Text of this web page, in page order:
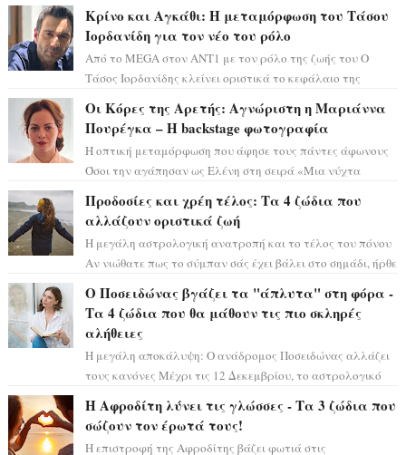
Κρίνο και Αγκάθι: Η μεταμόρφωση του Τάσου
Ιορδανίδη για τον νέο του ρόλο
Από το MEGA στον ΑΝΤ1 με τον ρόλο της ζωής του Ο
Τάσος Ιορδανίδης κλείνει οριστικά το κεφάλαιο της
Οι Κόρες της Αρετής: Αγνώριστη η Μαριάννα
Πουρέγκα – H backstage φωτογραφία
Η οπτική μεταμόρφωση που άφησε τους πάντες άφωνους
Όσοι την αγάπησαν ως Ελένη στη σειρά «Μια νύχτα
Προδοσίες και χρέη τέλος: Τα 4 ζώδια που
αλλάζουν οριστικά ζωή
Η μεγάλη αστρολογική ανατροπή και το τέλος του πόνου
Αν νιώθατε πως το σύμπαν σάς έχει βάλει στο σημάδι, ήρθε
Ο Ποσειδώνας βγάζει τα "άπλυτα" στη φόρα -
Τα 4 ζώδια που θα μάθουν τις πιο σκληρές
αλήθειες
Η μεγάλη αποκάλυψη: Ο ανάδρομος Ποσειδώνας αλλάζει
τους κανόνες Μέχρι τις 12 Δεκεμβρίου, το αστρολογικό
Η Αφροδίτη λύνει τις γλώσσες - Τα 3 ζώδια που
σώζουν τον έρωτά τους!
Η επιστροφή της Αφροδίτης βάζει φωτιά στις